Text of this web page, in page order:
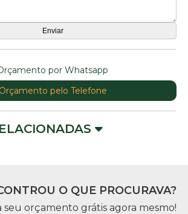
por Whatsapp
Orçamento pelo Telefone
O QUE PROCURAVA?
seu orçamento grátis agora mesmo!